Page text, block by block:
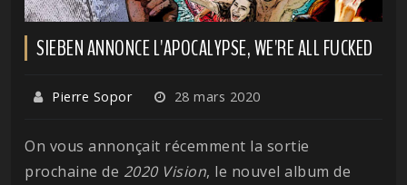
SIEBEN ANNONCE L'APOCALYPSE, WE'RE ALL FUCKED
Pierre Sopor 28 mars 2020
On vous annonçait récemment la sortie
prochaine de 2020 Vision, le nouvel album de